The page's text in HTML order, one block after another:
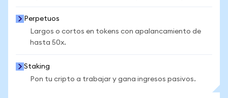
Perpetuos
Largos o cortos en tokens con apalancamiento de
hasta 50x.
Staking
Pon tu cripto a trabajar y gana ingresos pasivos.